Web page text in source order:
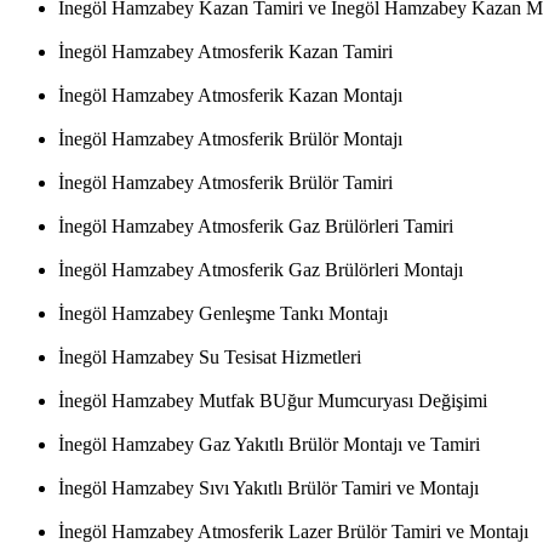
İnegöl Hamzabey Kazan Tamiri ve İnegöl Hamzabey Kazan
İnegöl Hamzabey Atmosferik Kazan Tamiri
İnegöl Hamzabey Atmosferik Kazan Montajı
İnegöl Hamzabey Atmosferik Brülör Montajı
İnegöl Hamzabey Atmosferik Brülör Tamiri
İnegöl Hamzabey Atmosferik Gaz Brülörleri Tamiri
İnegöl Hamzabey Atmosferik Gaz Brülörleri Montajı
İnegöl Hamzabey Genleşme Tankı Montajı
İnegöl Hamzabey Su Tesisat Hizmetleri
İnegöl Hamzabey Mutfak BUğur Mumcuryası Değişimi
İnegöl Hamzabey Gaz Yakıtlı Brülör Montajı ve Tamiri
İnegöl Hamzabey Sıvı Yakıtlı Brülör Tamiri ve Montajı
İnegöl Hamzabey Atmosferik Lazer Brülör Tamiri ve Montajı